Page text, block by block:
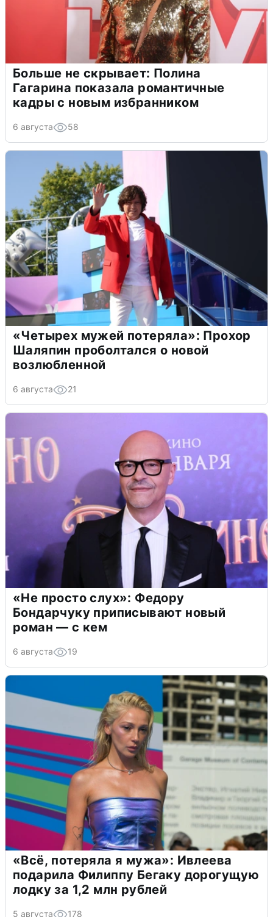
Больше не скрывает: Полина
Гагарина показала романтичные
кадры с новым избранником
6 августа 58
«Четырех мужей потеряла»: Прохор
Шаляпин проболтался о новой
возлюбленной
6 августа 21
«Не просто слух»: Федору
Бондарчуку приписывают новый
роман — с кем
6 августа 19
«Всё, потеряла я мужа»: Ивлеева
подарила Филиппу Бегаку дорогущую
лодку за 1,2 млн рублей
5 августа 178